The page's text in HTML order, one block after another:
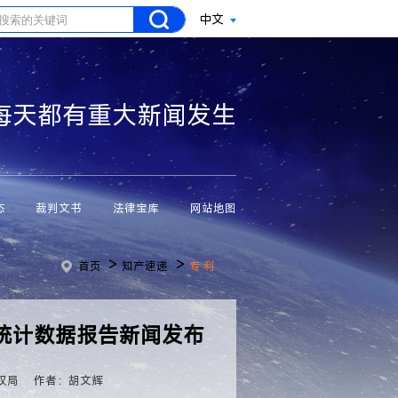
中文
天都有重大新闻发生
裁判文书 法律宝库 网站地图
首页 >知产速递 >专 利
计数据报告新闻发布
局 作者：胡文辉